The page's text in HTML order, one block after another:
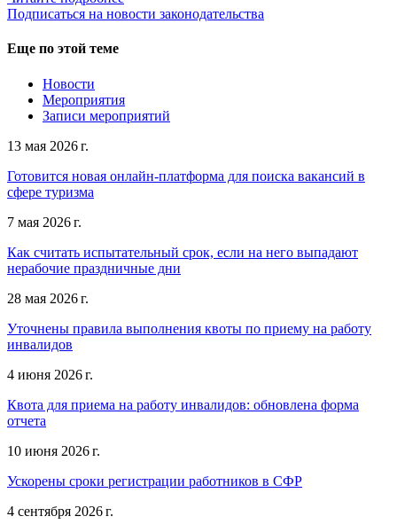
Подписаться на новости законодательства
Еще по этой теме
Новости
Мероприятия
Записи мероприятий
13 мая 2026 г.
Готовится новая онлайн-платформа для поиска вакансий в
сфере туризма
7 мая 2026 г.
Как считать испытательный срок, если на него выпадают
нерабочие праздничные дни
28 мая 2026 г.
Уточнены правила выполнения квоты по приему на работу
инвалидов
4 июня 2026 г.
Квота для приема на работу инвалидов: обновлена форма
отчета
10 июня 2026 г.
Ускорены сроки регистрации работников в СФР
4 сентября 2026 г.